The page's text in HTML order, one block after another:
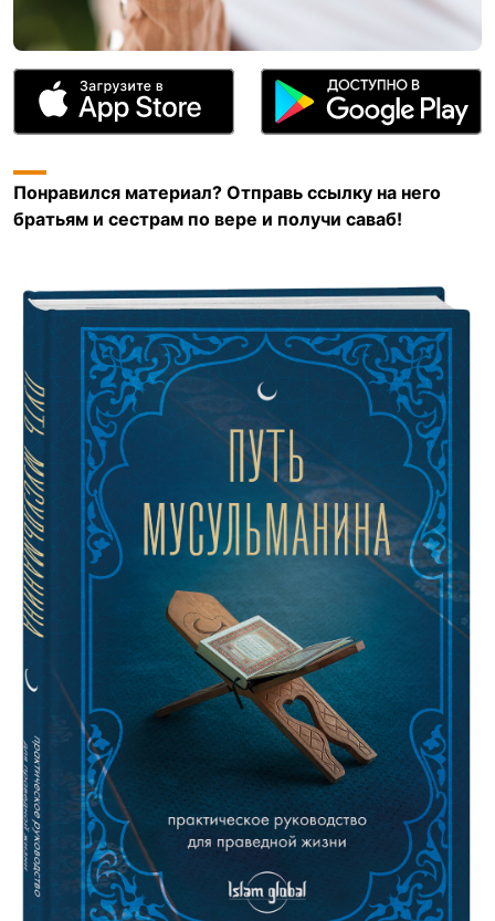
Понравился материал? Отправь ссылку на него
братьям и сестрам по вере и получи саваб!